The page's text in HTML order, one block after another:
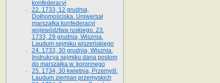
konfederacyi
22. 1733, 12 grudnia,
Dołhomościska. Uniwersał
marszałka konfederacyi
województwa ruskiego. 23.
1733, 29 grudnia, Wisznia.
Laudum sejmiku wiszeńskiego
24. 1733, 30 grudnia, Wisznia.
Instrukcya sejmiku dana posłom
do marszałka w. koronnego
25. 1734, 30 kwietnia, Przemyśl.
Laudum ziemian przemyskich